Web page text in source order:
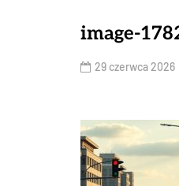
image-
29 czerwca 2026